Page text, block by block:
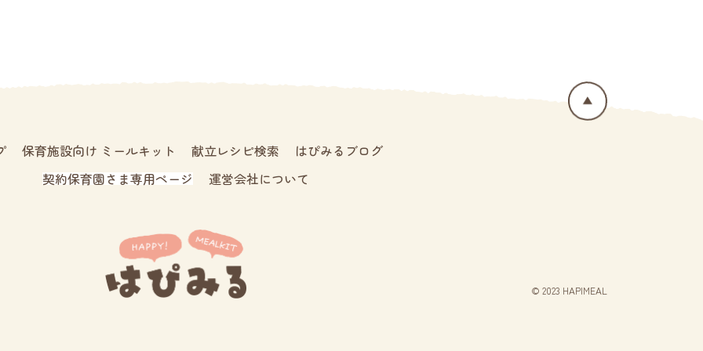
保育施設向け ミールキット 献立レシピ検索
はぴみるブログ
契約保育園さま専用ページ
運営会社について
© 2023 HAPIMEAL